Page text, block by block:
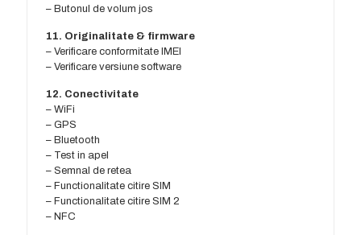
– Butonul de volum jos
11. Originalitate & firmware
– Verificare conformitate IMEI
– Verificare versiune software
12. Conectivitate
– WiFi
– GPS
– Bluetooth
– Test in apel
– Semnal de retea
– Functionalitate citire SIM
– Functionalitate citire SIM 2
– NFC